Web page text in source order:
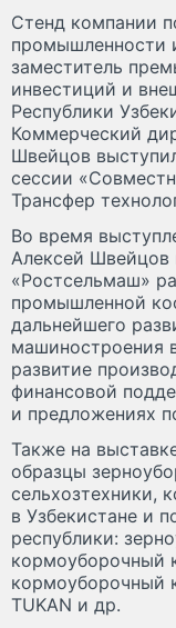
Стенд компании
промышленности
заместитель
инвестиций и
Республики
Коммерческий
Швейцов
сессии
Трансфер
Во время
Алексей Швейцов
«Ростсельмаш»
промышленной
дальнейшего
машиностроения
развитие
финансовой
и предложениях
Также на
образцы
сельхозтехники,
в Узбекистане и
республики:
кормоуборочный
кормоуборочный
TUKAN и др.